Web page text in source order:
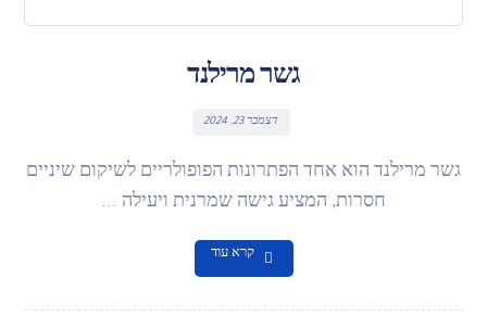
גשר מרילנד
דצמבר 23, 2024
גשר מרילנד הוא אחד הפתרונות הפופולריים לשיקום שיניים
חסרות, המציע גישה שמרנית ויעילה ...
קרא עוד